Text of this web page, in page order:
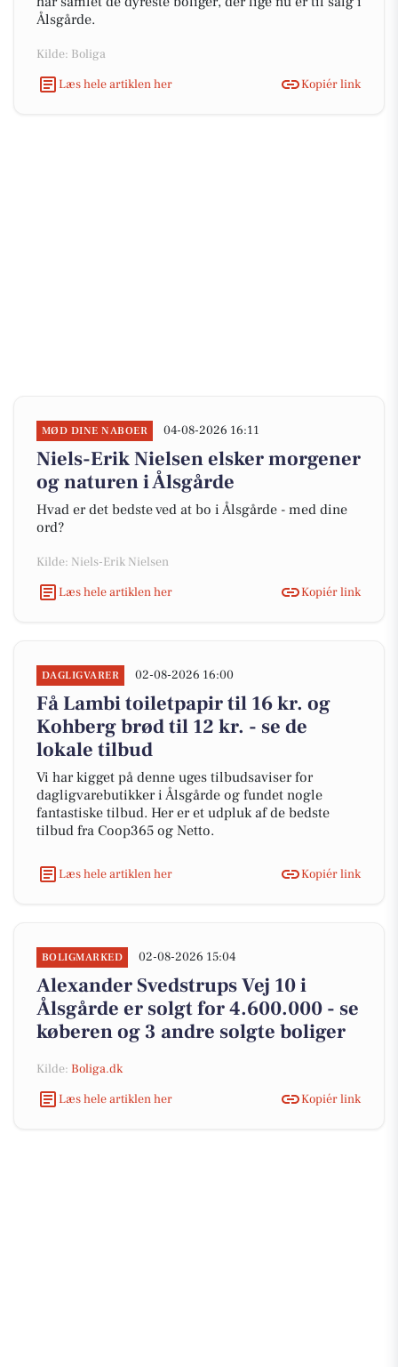
Ålsgårde.
Kilde: Boliga
Læs hele artiklen her
Kopiér link
MØD DINE NABOER 04-08-2026 16:11
Niels-Erik Nielsen elsker morgener
og naturen i Ålsgårde
Hvad er det bedste ved at bo i Ålsgårde - med dine
ord?
Kilde: Niels-Erik Nielsen
Læs hele artiklen her
Kopiér link
DAGLIGVARER 02-08-2026 16:00
Få Lambi toiletpapir til 16 kr. og
Kohberg brød til 12 kr. - se de
lokale tilbud
Vi har kigget på denne uges tilbudsaviser for
dagligvarebutikker i Ålsgårde og fundet nogle
fantastiske tilbud. Her er et udpluk af de bedste
tilbud fra Coop365 og Netto.
Læs hele artiklen her Kopiér link
BOLIGMARKED 02-08-2026 15:04
Alexander Svedstrups Vej 10 i
Ålsgårde er solgt for 4.600.000 - se
køberen og 3 andre solgte boliger
Kilde: Boliga.dk
Læs hele artiklen her
Kopiér link